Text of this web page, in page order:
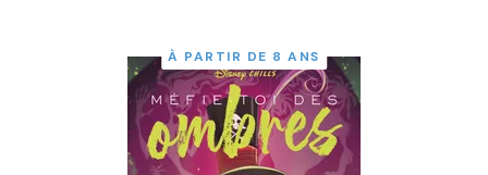
À PARTIR DE 8 ANS